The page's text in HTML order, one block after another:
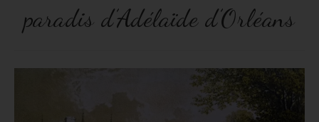
paradis d’Adélaïde d’Orléans